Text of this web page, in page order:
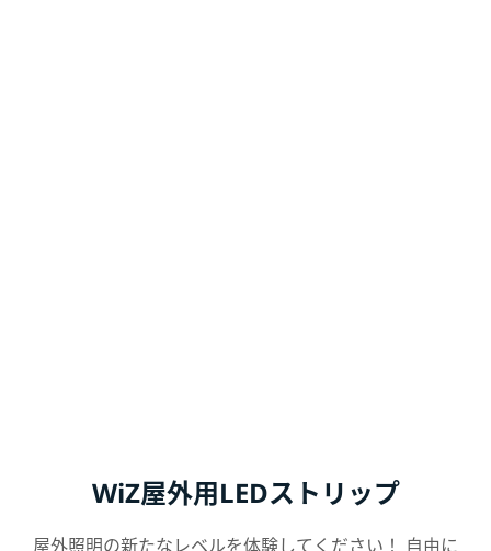
WiZ屋外用LEDストリップ
屋外照明の新たなレベルを体験してください！ 自由に